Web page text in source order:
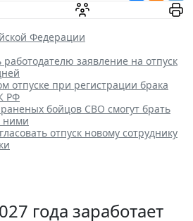
Федерации
заявление на отпуск
отпуске при регистрации брака
РФ
бойцов СВО смогут брать
ними
отпуск новому сотруднику
года заработает